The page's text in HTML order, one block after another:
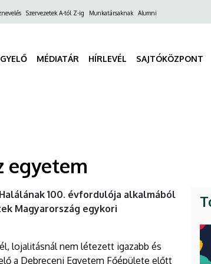
Szervezetek A-tól Z-ig Munkatársaknak Alumni
MÉDIATÁR HÍRLEVÉL SAJTÓKÖZPONT
egyetem
100. évfordulója alkalmából
Magyarország egykori
lojalitásnál nem létezett igazabb és
a Debreceni Egyetem Főépülete előtt